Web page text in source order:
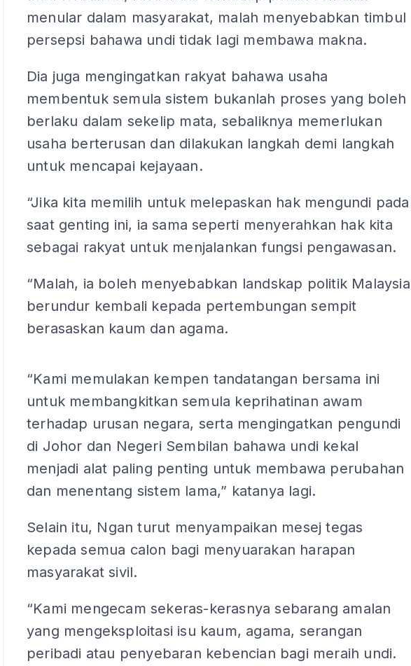
menular dalam masyarakat, malah menyebabkan timbul
persepsi bahawa undi tidak lagi membawa makna.
Dia juga mengingatkan rakyat bahawa usaha
membentuk semula sistem bukanlah proses yang boleh
berlaku dalam sekelip mata, sebaliknya memerlukan
usaha berterusan dan dilakukan langkah demi langkah
untuk mencapai kejayaan.
“Jika kita memilih untuk melepaskan hak mengundi pada
saat genting ini, ia sama seperti menyerahkan hak kita
sebagai rakyat untuk menjalankan fungsi pengawasan.
“Malah, ia boleh menyebabkan landskap politik Malaysia
berundur kembali kepada pertembungan sempit
berasaskan kaum dan agama.
“Kami memulakan kempen tandatangan bersama ini
untuk membangkitkan semula keprihatinan awam
terhadap urusan negara, serta mengingatkan pengundi
di Johor dan Negeri Sembilan bahawa undi kekal
menjadi alat paling penting untuk membawa perubahan
dan menentang sistem lama,” katanya lagi.
Selain itu, Ngan turut menyampaikan mesej tegas
kepada semua calon bagi menyuarakan harapan
masyarakat sivil.
“Kami mengecam sekeras-kerasnya sebarang amalan
yang mengeksploitasi isu kaum, agama, serangan
peribadi atau penyebaran kebencian bagi meraih undi.